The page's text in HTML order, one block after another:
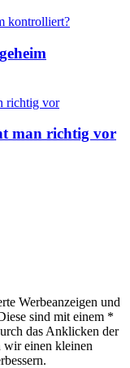
man richtig vor
Werbeanzeigen und
sind mit einem *
das Anklicken der
wir einen kleinen